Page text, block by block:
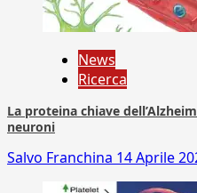
News
Ricerca
La proteina chiave
neuroni
Salvo Franchina 14 Aprile